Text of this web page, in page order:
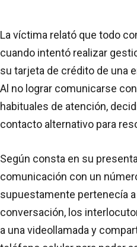
La víctima relató que todo
cuando intentó realizar
su tarjeta de crédito de una
Al no lograr comunicarse
habituales de atención,
contacto alternativo para
Según consta en su
comunicación con un
supuestamente pertenecía
conversación, los
a una videollamada y